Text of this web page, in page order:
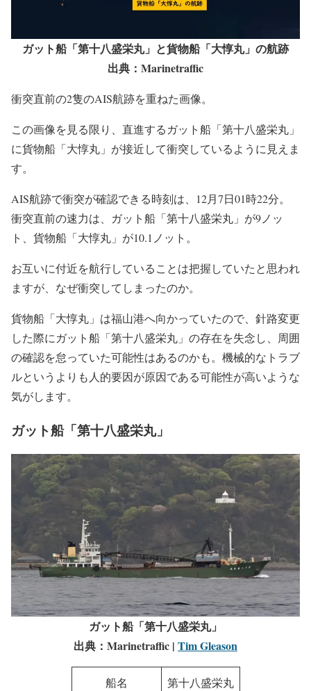
ガット船「第十八盛栄丸」と貨物船「大惇丸」の航跡
出典：Marinetraffic
衝突直前の2隻のAIS航跡を重ねた画像。
この画像を見る限り、直進するガット船「第十八盛栄丸」
に貨物船「大惇丸」が接近して衝突しているように見えま
す。
AIS航跡で衝突が確認できる時刻は、12月7日01時22分。
衝突直前の速力は、ガット船「第十八盛栄丸」が9ノッ
ト、貨物船「大惇丸」が10.1ノット。
お互いに付近を航行していることは把握していたと思われ
ますが、なぜ衝突してしまったのか。
貨物船「大惇丸」は福山港へ向かっていたので、針路変更
した際にガット船「第十八盛栄丸」の存在を失念し、周囲
の確認を怠っていた可能性はあるのかも。機械的なトラブ
ルというよりも人的要因が原因である可能性が高いような
気がします。
ガット船「第十八盛栄丸」
ガット船「第十八盛栄丸」
出典：Marinetraffic | Tim Gleason
船名 第十八盛栄丸